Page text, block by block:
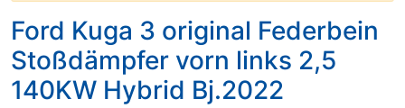
Ford Kuga 3 original Federbein
Stoßdämpfer vorn links 2,5
140KW Hybrid Bj.2022